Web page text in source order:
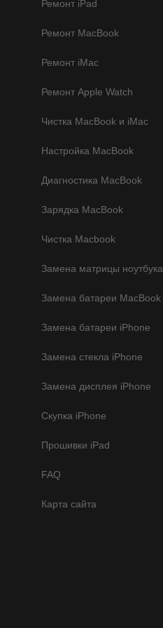
Ремонт iPad
Ремонт MacBook
Ремонт iMac
Ремонт Apple Watch
Чистка MacBook и iMac
Настройка MacBook
Диагностика MacBook
Зарядка MacBook
Чистка Macbook
Замена матрицы ноутбука
Замена батареи MacBook
Замена батареи iPhone
Замена стекла iPhone
Замена дисплея iPhone
Скупка iPhone
Прошивки iPad
FAQ
Карта сайта